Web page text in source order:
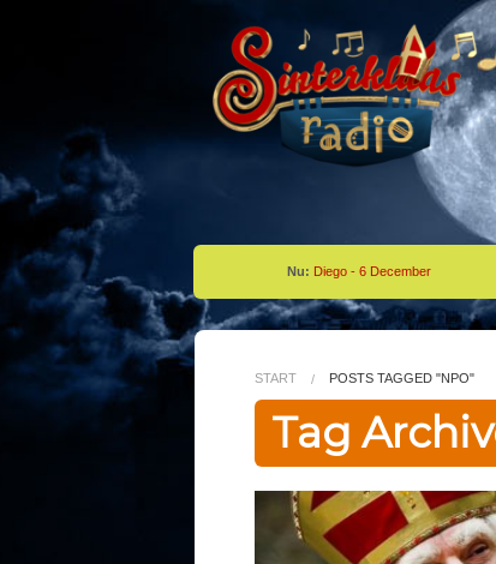
Nu: Diego - 6 December
START POSTS TAGGED "NPO"
Tag